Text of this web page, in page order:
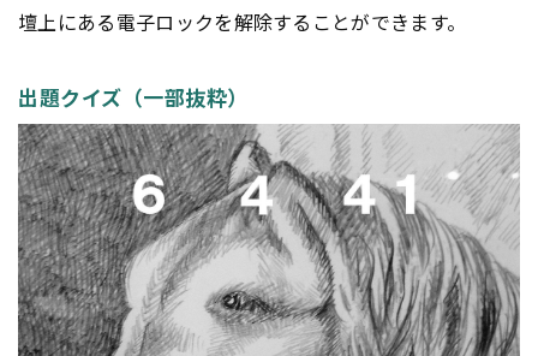
壇上にある電子ロックを解除することができます。
出題クイズ（一部抜粋）